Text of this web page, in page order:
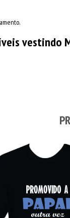
vestindo